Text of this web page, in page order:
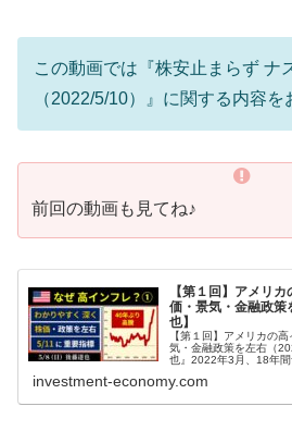
この動画では『株安止まらず ナ
（2022/5/10）』に関する内容を
前回の動画も見てね♪
【第１回】アメリ
価・景気・金融政
也】
【第１回】アメリカの
気・金融政策を左右（
也』2022年3月、18年間
に、偏りなく」発信。T...
investment-economy.com